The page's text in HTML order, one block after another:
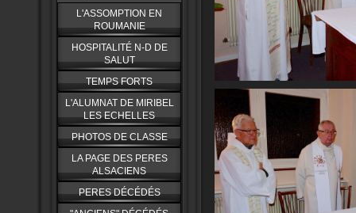
L'ASSOMPTION EN
ROUMANIE
HOSPITALITÉ N-D DE
SALUT
TEMPS FORTS
L'ALUMNAT DE MIRIBEL
LES ECHELLES
PHOTOS DE CLASSE
LA PAGE DES PERES
ALSACIENS
PERES DÉCÉDÉS